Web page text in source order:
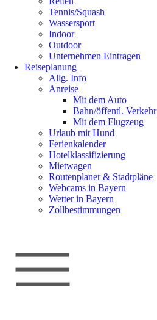
Tennis/Squash
Wassersport
Indoor
Outdoor
Unternehmen Eintragen
Reiseplanung
Allg. Info
Anreise
Mit dem Auto
Bahn/öffentl. Verkehr
Mit dem Flugzeug
Urlaub mit Hund
Ferienkalender
Hotelklassifizierung
Mietwagen
Routenplaner & Stadtpläne
Webcams in Bayern
Wetter in Bayern
Zollbestimmungen